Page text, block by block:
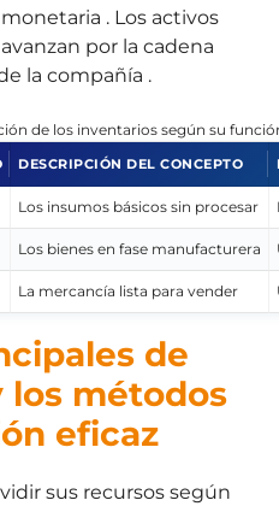
. Los activos
por la cadena
la compañía .
de los inventarios según su
DESCRIPCIÓN DEL CONCEPTO
Los insumos básicos sin procesar
Los bienes en fase manufacturera
La mercancía lista para vender
de
los métodos
eficaz
sus recursos según